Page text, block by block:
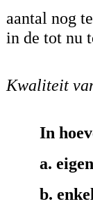
aantal nog
in de tot nu
Kwaliteit
In
a.
b.